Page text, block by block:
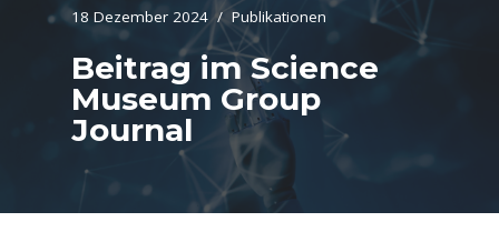
18 Dezember 2024 Publikationen
Beitrag im Science
Museum Group
Journal